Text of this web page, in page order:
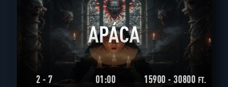
APÁCA
2 - 7 01:00 15900 - 30800 FT.